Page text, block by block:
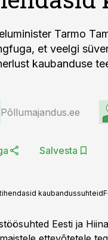
Tarmo
et veelgi
kaubanduse
Põllumajandus.ee
Salvesta
kaubandussuhteid
Eesti ja